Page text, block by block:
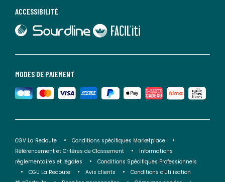
MODES DE PAIEMENT
ACCESSIBILITÉ
lien vers Sourdline
lien vers Faciliti
CGV La Redoute
Conditions spécifiques Marketplace
Référencement et Critères de Classement
Informations
réglementaires et légales
Conditions Spécifiques Professionnels
CGU La Redoute
Avis clients
Conditions d'utilisation